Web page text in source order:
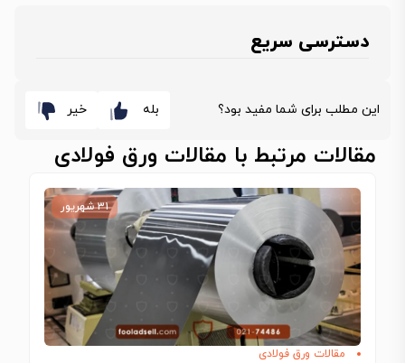
دسترسی سریع
این مطلب برای شما مفید بود؟ بله خیر
مقالات مرتبط با مقالات ورق فولادی
۳۱ شهریور
مقالات ورق فولادی